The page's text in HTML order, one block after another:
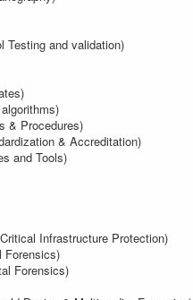
Testing and validation)
& Procedures)
& Accreditation)
and Tools)
Infrastructure Protection)
Forensics)
Forensics)